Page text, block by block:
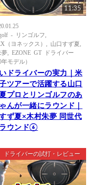
11:35
- リンゴルフ
（ヨネックス）
山口すず夏
夢
EZONE GT ドライバー
年モデル）
ドライバーの実力｜米
ツアーで活躍する山口
プロとリンゴルフのあ
んが一緒にラウンド｜
ず夏×木村朱夢 同世代
ウンド⑥
ドライバーの試打・レビュー